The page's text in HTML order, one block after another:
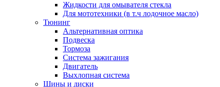
Жидкости для омывателя стекла
Для мототехники (в т.ч лодочное масло)
Тюнинг
Альтернативная оптика
Подвеска
Тормоза
Система зажигания
Двигатель
Выхлопная система
Шины и диски